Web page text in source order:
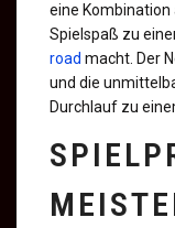
eine Kombination
Spielspaß zu
road macht. Der
und die
Durchlauf zu